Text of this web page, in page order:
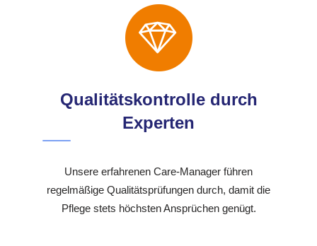
Qualitätskontrolle durch
Experten
Unsere erfahrenen Care-Manager führen
regelmäßige Qualitätsprüfungen durch, damit die
Pflege stets höchsten Ansprüchen genügt.